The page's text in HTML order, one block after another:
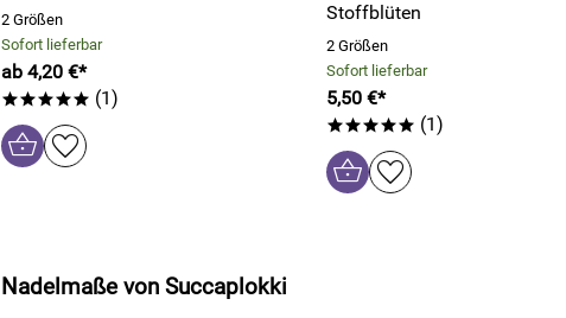
2 Größen
Sofort lieferbar
ab 4,20 €*
***** (1)
Stoffblüten
2 Größen
Sofort lieferbar
5,50 €*
***** (1)
Nadelmaße von Succaplokki